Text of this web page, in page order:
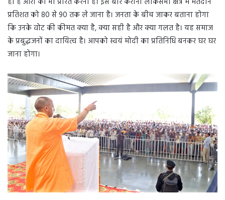
प्रतिशत को 80 से 90 तक ले जाना है। जनता के बीच जाकर बताना होगा
कि उनके वोट की कीमत क्या है, क्या सही है और क्या गलत है। यह समाज
के प्रबुद्धजनों का दायित्व है। आपको स्वयं मोदी का प्रतिनिधि बनकर घर घर
जाना होगा।